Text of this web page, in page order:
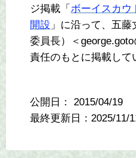
ジ掲載「 ボーイスカウ
開設 」に沿って、五
委員長）＜
責任のもとに掲載して
公開日： 2015/04/19
最終更新日：2025/11/